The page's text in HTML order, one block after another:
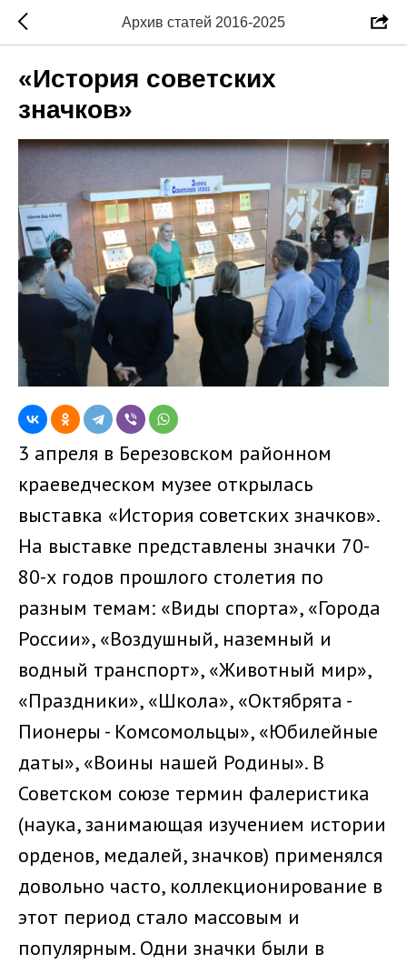
Архив статей 2016-2025
«История советских
значков»
3 апреля в Березовском районном
краеведческом музее открылась
выставка «История советских значков».
На выставке представлены значки 70-
80-х годов прошлого столетия по
разным темам: «Виды спорта», «Города
России», «Воздушный, наземный и
водный транспорт», «Животный мир»,
«Праздники», «Школа», «Октябрята -
Пионеры - Комсомольцы», «Юбилейные
даты», «Воины нашей Родины». В
Советском союзе термин фалеристика
(наука, занимающая изучением истории
орденов, медалей, значков) применялся
довольно часто, коллекционирование в
этот период стало массовым и
популярным. Одни значки были в